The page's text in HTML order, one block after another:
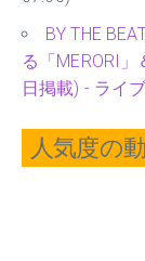
BY THE
る「MERORI
日掲載) - ライ
人気度の